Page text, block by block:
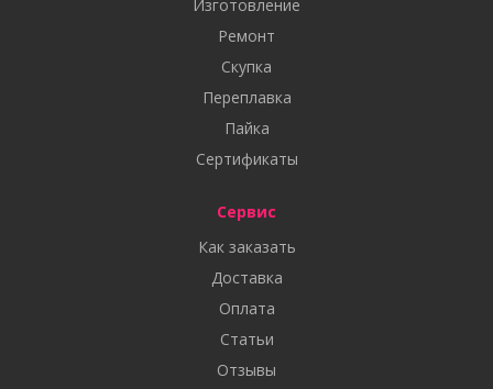
Изготовление
Ремонт
Скупка
Переплавка
Пайка
Сертификаты
Сервис
Как заказать
Доставка
Оплата
Статьи
Отзывы